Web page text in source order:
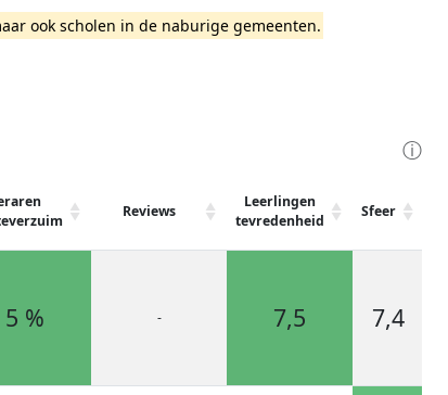
ook scholen in de naburige gemeenten.
ⓘ
Reviews
Leerlingen
tevredenheid
Sfeer
5 % - 7,5 7,4